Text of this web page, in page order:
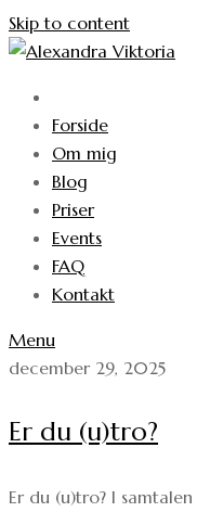
Skip to content
Forside
Om mig
Blog
Priser
Events
FAQ
Kontakt
Menu
december 29, 2025
Er du (u)tro?
Er du (u)tro? I